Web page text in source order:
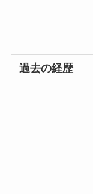
過去の経歴